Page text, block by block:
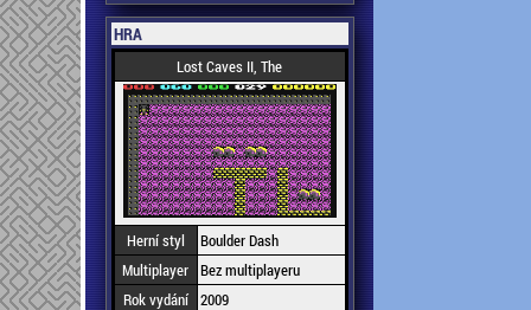
HRA
Lost Caves II, The
Herní styl
Boulder Dash
Multiplayer Bez multiplayeru
Rok vydání 2009